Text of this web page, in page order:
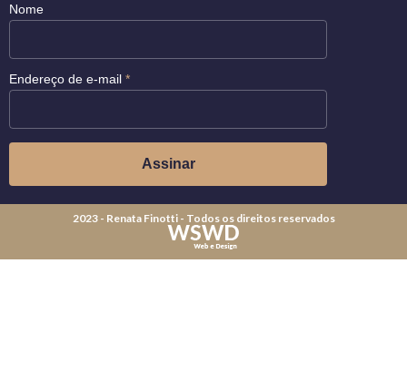
Nome
Endereço de e-mail *
2023 - Renata Finotti - Todos os direitos reservados